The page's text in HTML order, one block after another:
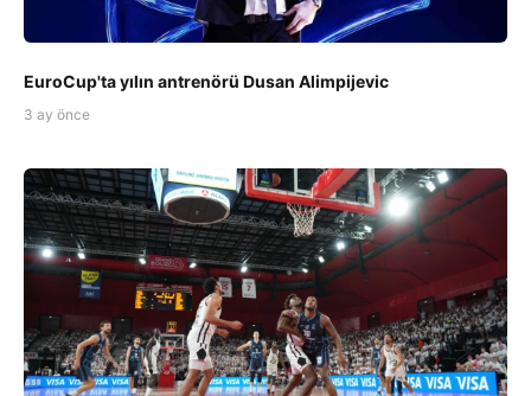
EuroCup'ta yılın antrenörü Dusan Alimpijevic
3 ay önce